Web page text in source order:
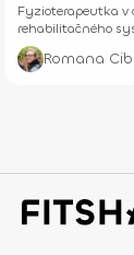
Fyzioterapeutka v
rehabilitačného
viac o diagnóze
Romana